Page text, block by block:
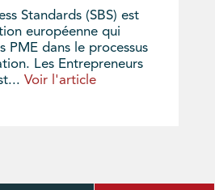
Standards (SBS) est
européenne qui
PME dans le processus
Les Entrepreneurs
Voir l'article